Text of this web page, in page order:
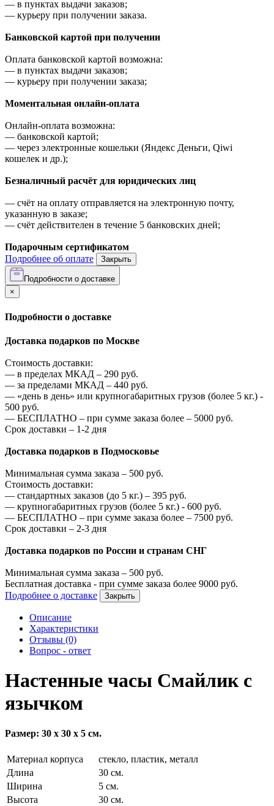
— в пунктах выдачи заказов;
— курьеру при получении заказа.
Банковской картой при получении
Оплата банковской картой возможна:
— в пунктах выдачи заказов;
— курьеру при получении заказа;
Моментальная онлайн-оплата
Онлайн-оплата возможна:
— банковской картой;
— через электронные кошельки (Яндекс Деньги, Qiwi
кошелек и др.);
Безналичный расчёт для юридических лиц
— счёт на оплату отправляется на электронную почту,
указанную в заказе;
— счёт действителен в течение 5 банковских дней;
Подарочным сертификатом
Подробнее об оплате
Закрыть
Подробности о доставке
×
Подробности о доставке
Доставка подарков по Москве
Стоимость доставки:
— в пределах МКАД – 290 руб.
— за пределами МКАД – 440 руб.
— «день в день» или крупногабаритных грузов (более 5 кг.) -
500 руб.
— БЕСПЛАТНО – при сумме заказа более – 5000 руб.
Срок доставки – 1-2 дня
Доставка подарков в Подмосковье
Минимальная сумма заказа – 500 руб.
Стоимость доставки:
— стандартных заказов (до 5 кг.) – 395 руб.
— крупногабаритных грузов (более 5 кг.) - 600 руб.
— БЕСПЛАТНО – при сумме заказа более – 7500 руб.
Срок доставки – 2-3 дня
Доставка подарков по России и странам СНГ
Минимальная сумма заказа – 500 руб.
Бесплатная доставка - при сумме заказа более 9000 руб.
Подробнее о доставке
Закрыть
Описание
Характеристики
Отзывы (0)
Вопрос - ответ
Настенные часы Смайлик с
язычком
Размер: 30 x 30 x 5 см.
Материал корпуса
стекло, пластик, металл
Длина
30 см.
Ширина
5 см.
Высота
30 см.